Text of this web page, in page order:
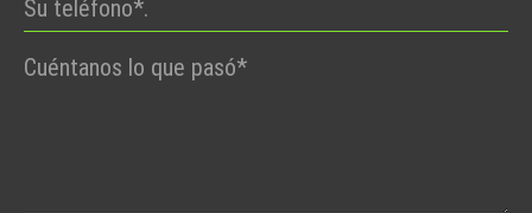
Por